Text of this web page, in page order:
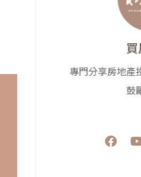
專門分享房地產
鼓
F
a